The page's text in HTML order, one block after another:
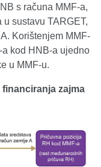
s računa MMF-a,
sustavu TARGET,
Korištenjem MMF-
kod HNB-a ujedno
u MMF-u.
zajma